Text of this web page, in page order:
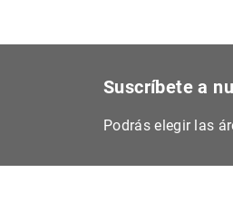
Suscríbete a
Podrás elegir las